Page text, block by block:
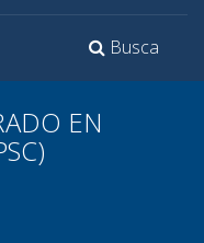
Toggle
Busca
EN